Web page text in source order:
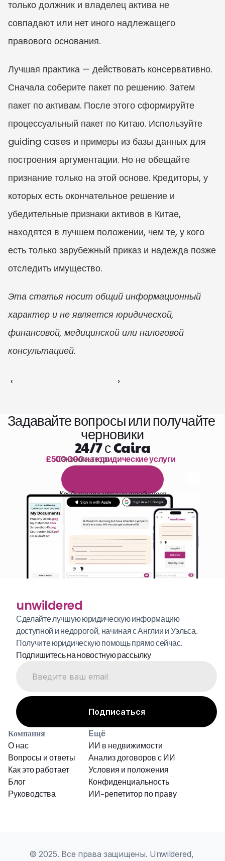
только должник и владелец актива не
совпадают или нет иного надлежащего
правового основания.
Лучшая практика — действовать консервативно.
Сначала соберите пакет по решению. Затем
пакет по активам. После этого сформируйте
процессуальный пакет по Китаю. Используйте
guiding cases и примеры из базы данных для
построения аргументации. Но не обещайте
признание только на этой основе. Кредиторы, у
которых есть окончательное решение и
убедительные признаки активов в Китае,
находятся в лучшем положении, чем те, у кого
есть только зарубежный приказ и надежда позже
отследить имущество.
Эта статья носит общий информационный
характер и не является юридической,
финансовой, медицинской или налоговой
консультацией.
‹ ›
Задавайте вопросы или получайте
черновики
24/7 с Caira
1 000 часов чтения
Сэкономьте до
£500 000 на юридические услуги
ы е
Кредитная карта не требуется
unwildered
Сделайте лучшую юридическую информацию
доступной и недорогой, начиная с Англии и Уэльса.
Получите юридическую помощь прямо сейчас.
Подпишитесь на новостную рассылку
Компания
О нас
Вопросы и ответы
Как это работает
Блог
Руководства
Ещё
Условия и положения
Анализ договоров с ИИ
ИИ-репетитор по праву
Конфиденциальность
ИИ в недвижимости
© 2025. Все права защищены. Unwildered,